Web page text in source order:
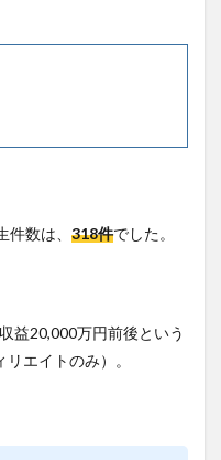
数は、 318件でした。
益20,000万円前後という
エイトのみ）。